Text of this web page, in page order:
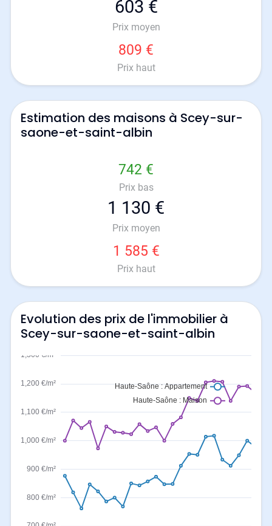
603 €
Prix moyen
809 €
Prix haut
Estimation des maisons à Scey-sur-
saone-et-saint-albin
742 €
Prix bas
1 130 €
Prix moyen
1 585 €
Prix haut
Evolution des prix de l'immobilier à
Scey-sur-saone-et-saint-albin